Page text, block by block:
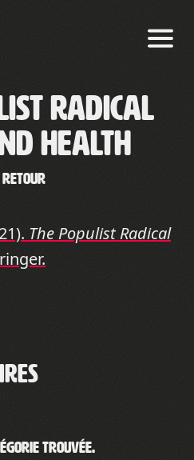
Radical
Health
Retour
The Populist Radical
trouvée.